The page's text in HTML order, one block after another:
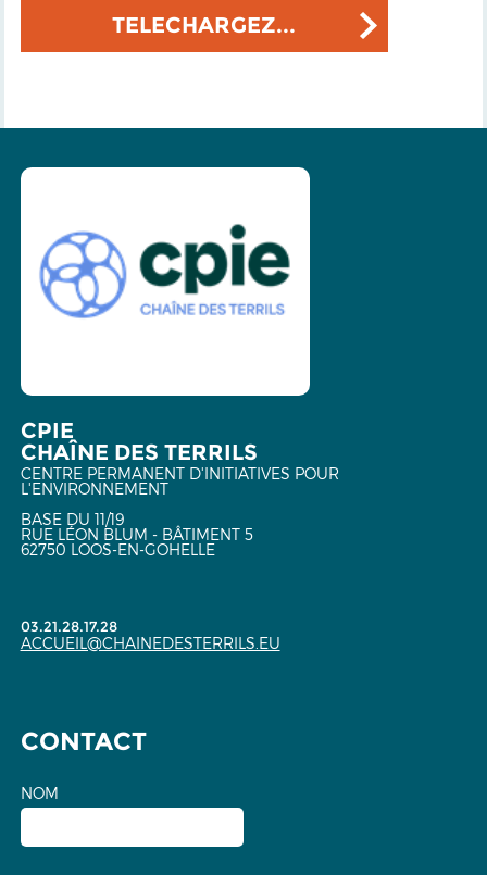
TELECHARGEZ...
CPIE
CHAÎNE DES TERRILS
CENTRE PERMANENT D'INITIATIVES POUR
L'ENVIRONNEMENT
BASE DU 11/19
RUE LÉON BLUM - BÂTIMENT 5
62750 LOOS-EN-GOHELLE
03.21.28.17.28
ACCUEIL@CHAINEDESTERRILS.EU
CONTACT
NOM